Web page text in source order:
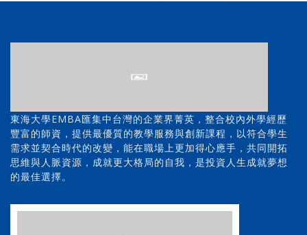
東海大學EMBA匯集中台灣的企業界菁英，整合校內外學經歷
豐富的師資，提供最優質的教學服務與創新課程，以符合學生
需求並契合時代的改變，能在職場上更加得心應手，共同開拓
思維與人脈資源，成就更大格局的自我，是投資人生成就夢想
的最佳選擇。